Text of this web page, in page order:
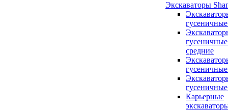
Экскаваторы
средние
Карьерные